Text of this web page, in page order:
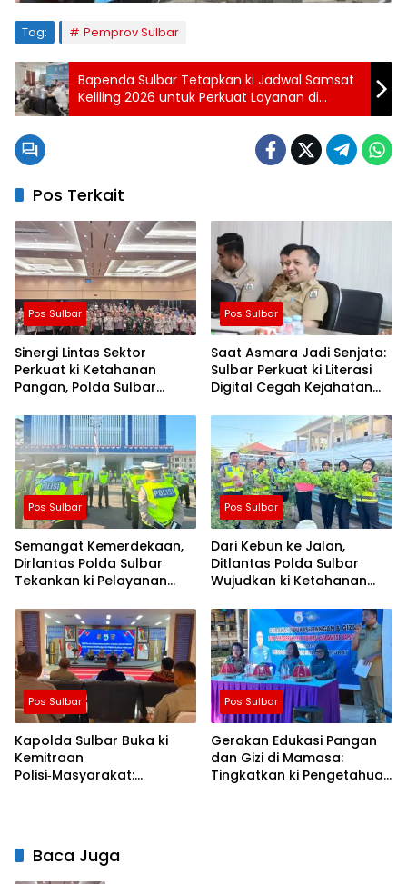
Tag: Pemprov Sulbar
Bapenda Sulbar Tetapkan ki Jadwal Samsat
Keliling 2026 untuk Perkuat Layanan di
Mamuju
Pos Terkait
Pos Sulbar
Sinergi Lintas Sektor
Perkuat ki Ketahanan
Pangan, Polda Sulbar
Sawah dan Mitigasi
Kekeringan
Pos Sulbar
Saat Asmara Jadi Senjata:
Sulbar Perkuat ki Literasi
Digital Cegah Kejahatan
Pos Sulbar
Semangat Kemerdekaan,
Dirlantas Polda Sulbar
Tekankan ki Pelayanan
Menyentuh Hati
Pos Sulbar
Dari Kebun ke Jalan,
Ditlantas Polda Sulbar
Wujudkan ki Ketahanan
untuk Masyarakat
Pos Sulbar
Kapolda Sulbar Buka ki
Kemitraan
Polisi‑Masyarakat:
Pos Sulbar
Gerakan Edukasi Pangan
dan Gizi di Mamasa:
Tingkatkan ki Pengetahuan
Baca Juga